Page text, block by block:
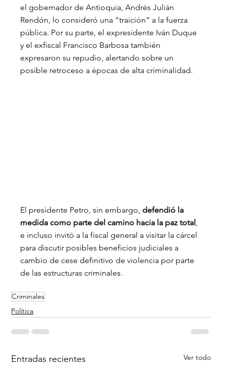
el gobernador de Antioquia, Andrés Julián
Rendón, lo consideró una “traición” a la fuerza
pública. Por su parte, el expresidente Iván Duque
y el exfiscal Francisco Barbosa también
expresaron su repudio, alertando sobre un
posible retroceso a épocas de alta criminalidad.
El presidente Petro, sin embargo, defendió la
medida como parte del camino hacia la paz total
e incluso invitó a la fiscal general a visitar la cárcel
para discutir posibles beneficios judiciales a
cambio de cese definitivo de violencia por parte
de las estructuras criminales.
Criminales
Política
Entradas recientes Ver todo